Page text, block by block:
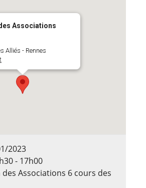
Associations
Alliés - Rennes
2023
- 17h00
des Associations 6 cours des